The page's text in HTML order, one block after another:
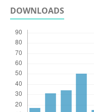
DOWNLOADS